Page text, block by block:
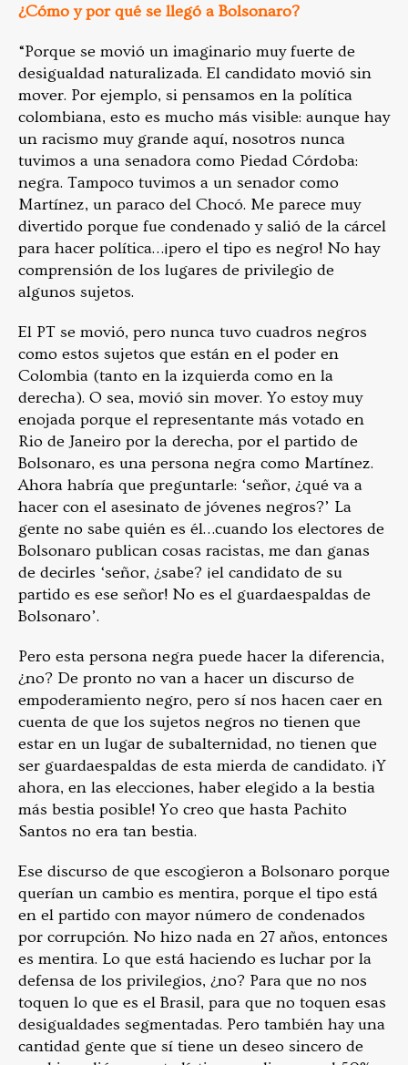
¿Cómo y por qué se llegó a Bolsonaro?
“Porque se movió un imaginario muy fuerte de
desigualdad naturalizada. El candidato movió sin
mover. Por ejemplo, si pensamos en la política
colombiana, esto es mucho más visible: aunque hay
un racismo muy grande aquí, nosotros nunca
tuvimos a una senadora como Piedad Córdoba:
negra. Tampoco tuvimos a un senador como
Martínez, un paraco del Chocó. Me parece muy
divertido porque fue condenado y salió de la cárcel
para hacer política…¡pero el tipo es negro! No hay
comprensión de los lugares de privilegio de
algunos sujetos.
El PT se movió, pero nunca tuvo cuadros negros
como estos sujetos que están en el poder en
Colombia (tanto en la izquierda como en la
derecha). O sea, movió sin mover. Yo estoy muy
enojada porque el representante más votado en
Rio de Janeiro por la derecha, por el partido de
Bolsonaro, es una persona negra como Martínez.
Ahora habría que preguntarle: ‘señor, ¿qué va a
hacer con el asesinato de jóvenes negros?’ La
gente no sabe quién es él…cuando los electores de
Bolsonaro publican cosas racistas, me dan ganas
de decirles ‘señor, ¿sabe? ¡el candidato de su
partido es ese señor! No es el guardaespaldas de
Bolsonaro’.
Pero esta persona negra puede hacer la diferencia,
¿no? De pronto no van a hacer un discurso de
empoderamiento negro, pero sí nos hacen caer en
cuenta de que los sujetos negros no tienen que
estar en un lugar de subalternidad, no tienen que
ser guardaespaldas de esta mierda de candidato. ¡Y
ahora, en las elecciones, haber elegido a la bestia
más bestia posible! Yo creo que hasta Pachito
Santos no era tan bestia.
Ese discurso de que escogieron a Bolsonaro porque
querían un cambio es mentira, porque el tipo está
en el partido con mayor número de condenados
por corrupción. No hizo nada en 27 años, entonces
es mentira. Lo que está haciendo es luchar por la
defensa de los privilegios, ¿no? Para que no nos
toquen lo que es el Brasil, para que no toquen esas
desigualdades segmentadas. Pero también hay una
cantidad gente que sí tiene un deseo sincero de